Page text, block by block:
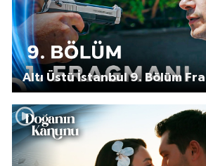
Altı Üstü İstanbul 9. Bölüm